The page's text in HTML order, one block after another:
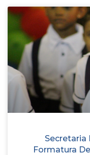
Secretaria
Formatura